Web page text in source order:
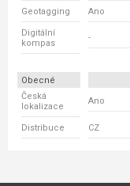
Geotagging Ano
Digitální
kompas
-
Obecné
Česká
lokalizace
Ano
Distribuce CZ